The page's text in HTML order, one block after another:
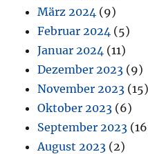
März 2024 (9)
Februar 2024 (5)
Januar 2024 (11)
Dezember 2023 (9)
November 2023 (15)
Oktober 2023 (6)
September 2023
August 2023 (2)